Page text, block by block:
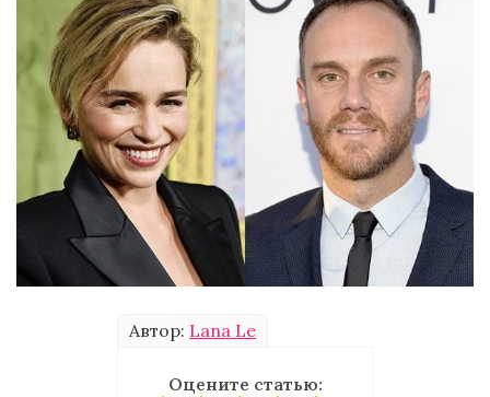
Автор: Lana Le
Оцените статью: